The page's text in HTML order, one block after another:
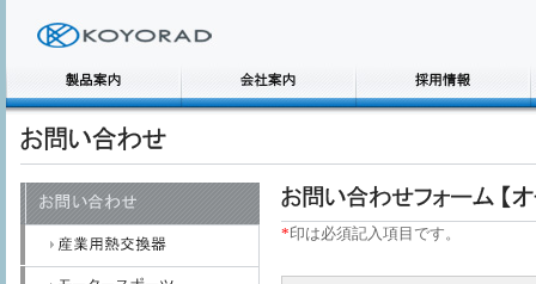
*印は必須記入項目です。